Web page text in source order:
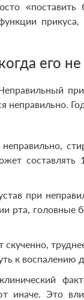
его
неправильно.
при
рта, головные
к воспалению
иначе. Это